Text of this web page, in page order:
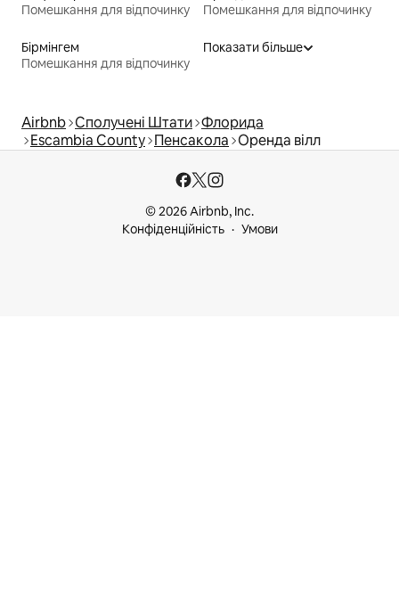
Помешкання для відпочинку
Помешкання для відпочинку
Бірмінгем
Помешкання для відпочинку
Показати більше
Airbnb Сполучені Штати Флорида
Escambia County Пенсакола Оренда вілл
© 2026 Airbnb, Inc.
Конфіденційність
Умови